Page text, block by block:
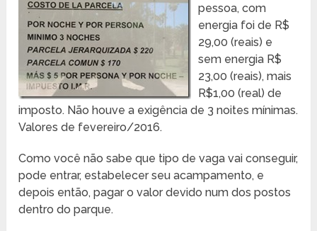
pessoa, com
energia foi de R$
29,00 (reais) e
sem energia R$
23,00 (reais), mais
R$1,00 (real) de
imposto. Não houve a exigência de 3 noites mínimas.
Valores de fevereiro/2016.
Como você não sabe que tipo de vaga vai conseguir,
pode entrar, estabelecer seu acampamento, e
depois então, pagar o valor devido num dos postos
dentro do parque.